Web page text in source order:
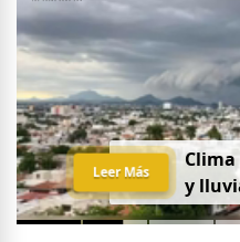
Clima
y
Leer Más